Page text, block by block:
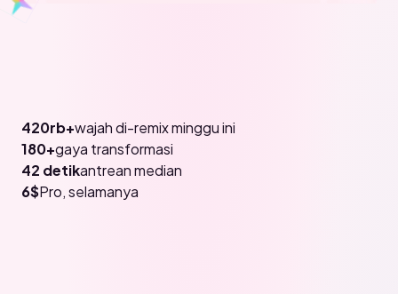
420rb+wajah di-remix minggu ini
180+gaya transformasi
42 detikantrean median
6$Pro, selamanya